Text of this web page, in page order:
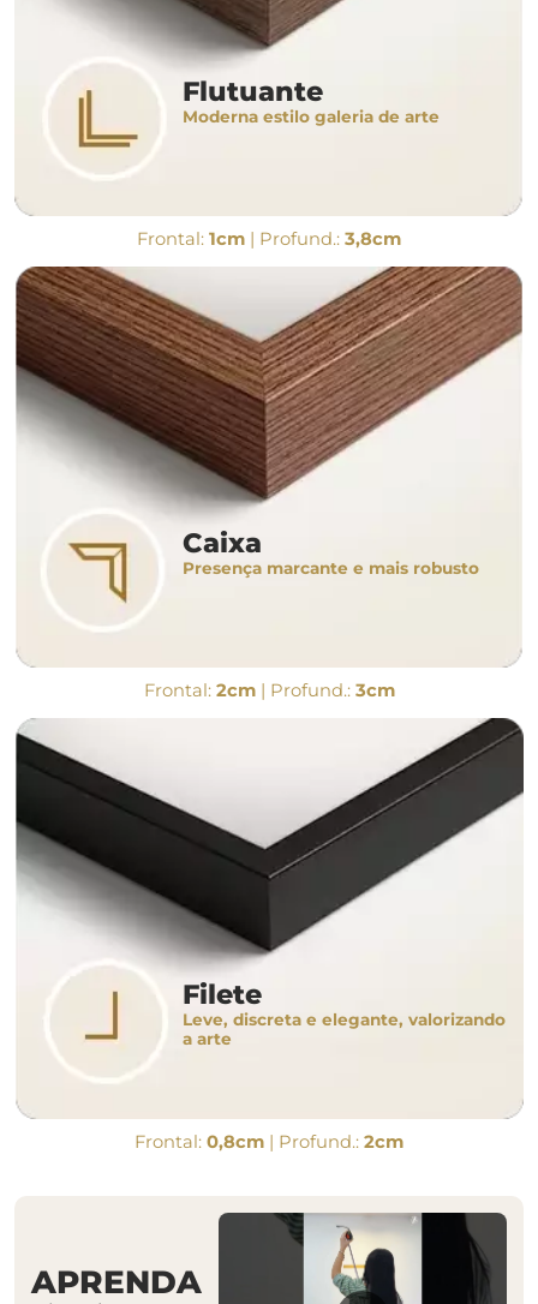
Flutuante
Moderna estilo galeria de arte
Frontal: 1cm | Profund.: 3,8cm
Caixa
Presença marcante e mais robusto
Frontal: 2cm| Profund.: 3cm
Filete
Leve, discreta e elegante, valorizando
a arte
Frontal: 0,8cm | Profund.: 2cm
APRENDA